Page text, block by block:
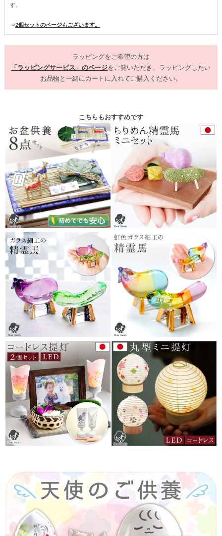
す。
⇒2個セットのページもございます。
ラッピングをご希望の方は
「ラッピングサービス」のページをご覧いただき、ラッピングしたい
お品物と一緒にカートに入れてご購入ください。
こちらもおすすめです